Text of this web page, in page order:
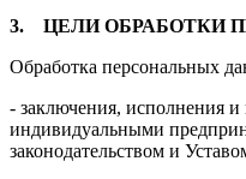
3. ЦЕЛИ ОБРАБОТКИ
Обработка персональных
- заключения, исполнения
индивидуальными
законодательством и